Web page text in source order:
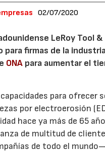
02/07/2020
LeRoy Tool
para firmas de la
ONA para aumentar el
para ofrecer
por electroerosión
hace ya más de 65
de multitud de
de todo el